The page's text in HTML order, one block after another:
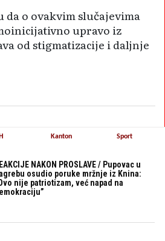
o ovakvim slučajevima
upravo iz
od stigmatizacije i daljnje
NAKON PROSLAVE / Pupovac u
osudio poruke mržnje iz Knina:
nije patriotizam, već napad na
Kanton Sport